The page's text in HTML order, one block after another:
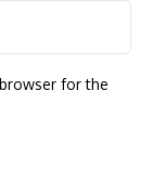
for the